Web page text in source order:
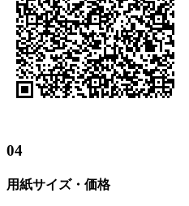
04
用紙サイズ・価格